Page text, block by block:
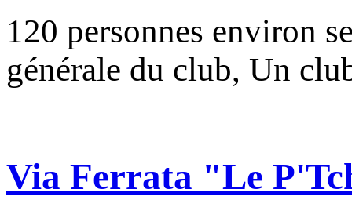
120 personnes environ
générale du club, Un
Via Ferrata "Le